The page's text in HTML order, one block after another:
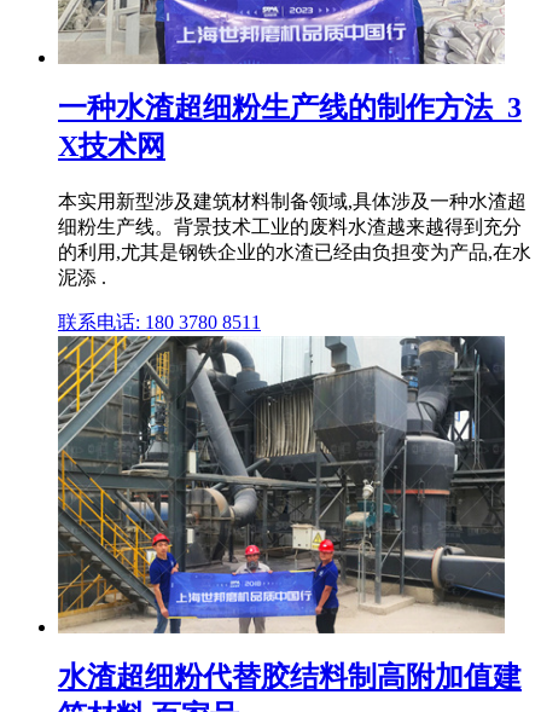
一种水渣超细粉生产线的制作方法_3
X技术网
本实用新型涉及建筑材料制备领域,具体涉及一种水渣超
细粉生产线。背景技术工业的废料水渣越来越得到充分
的利用,尤其是钢铁企业的水渣已经由负担变为产品,在水
泥添 .
联系电话: 180 3780 8511
水渣超细粉代替胶结料制高附加值建